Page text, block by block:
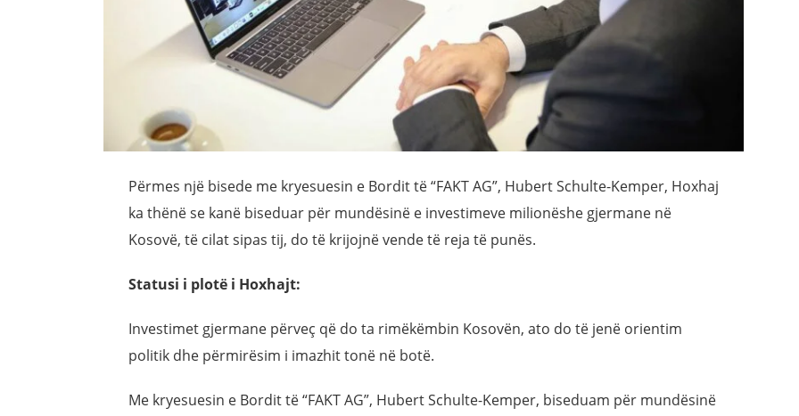
Përmes një bisede me kryesuesin e Bordit të “FAKT AG”, Hubert Schulte-Kemper, Hoxhaj
ka thënë se kanë biseduar për mundësinë e investimeve milionëshe gjermane në
Kosovë, të cilat sipas tij, do të krijojnë vende të reja të punës.
Statusi i plotë i Hoxhajt:
Investimet gjermane përveç që do ta rimëkëmbin Kosovën, ato do të jenë orientim
politik dhe përmirësim i imazhit tonë në botë.
Me kryesuesin e Bordit të “FAKT AG”, Hubert Schulte-Kemper, biseduam për mundësinë